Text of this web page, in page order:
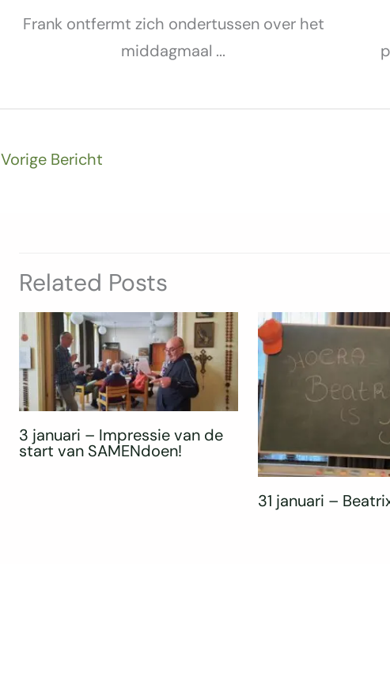
Frank ontfermt zich ondertussen over het
middagmaal ...
Vorige Bericht
Related Posts
3 januari – Impressie van de
start van SAMENdoen!
31 januari –